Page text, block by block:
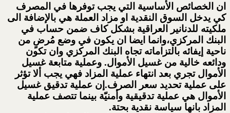
ان الخصائص الأساسية التي يجب توفرها في المصرف
كي يدخل السوق النقدية او مزاد العملة هي بالإضافة الى
ملكيته للدنانير العراقية بشكل كاف ضمن حساب في
البنك المركزي،وانما ايضا ان يكون في وضع مُرضٍ من
ناحية إيفائه بالتزاماته تجاه البنك المركزي وان تكون
ودائعه خالية من غسيل الأموال. وعملية متابعة غسيل
الأموال تجري بعد انتهاء عملية المزاد فهي يجب ألا تؤثر
على عملية تحديد سعر الصرف.إن عملية تدقيق غسيل
الأموال هي عملية تدقيقية وأمنيّة بينما تتصف عملية
المزاد بانها سياسة نقدية بحتة.